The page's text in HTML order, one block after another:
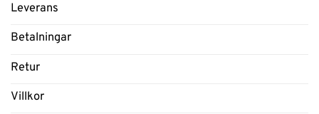
Leverans
Betalningar
Retur
Villkor